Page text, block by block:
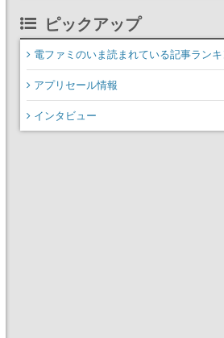
ピックアップ
電ファミのいま読まれている記事ラン
アプリセール情報
インタビュー